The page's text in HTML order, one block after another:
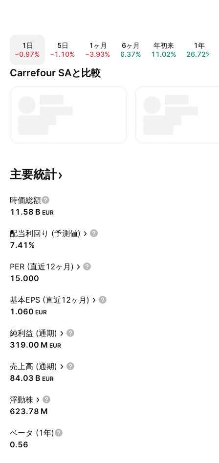
1日
−0.97%
5日
−1.10%
1ヶ月
−3.93%
6ヶ月
6.37%
年初来
11.02%
1年
26.72%
Carrefour SAと比較
主要統計
時価総額
‪11.58 B‬ EUR
配当利回り (予測値)
7.41%
PER (直近12ヶ月)
15.000
基本EPS (直近12ヶ月)
1.060 EUR
純利益 (通期)
‪319.00 M‬ EUR
売上高 (通期)
‪84.03 B‬ EUR
浮動株
‪623.78 M‬
ベータ (1年)
0.56